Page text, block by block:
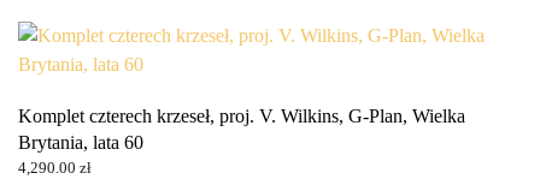
Komplet czterech krzeseł, proj. V. Wilkins, G-Plan, Wielka
Brytania, lata 60
4,290.00 zł